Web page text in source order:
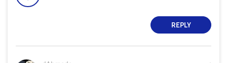
REPLY